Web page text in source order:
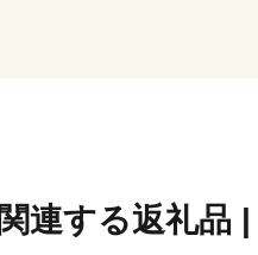
関連する返礼品